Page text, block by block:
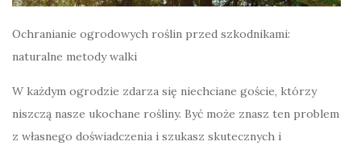
Ochranianie ogrodowych roślin przed szkodnikami:
naturalne metody walki
W każdym ogrodzie zdarza się niechciane goście, którzy
niszczą nasze ukochane rośliny. Być może znasz ten problem
z własnego doświadczenia i szukasz skutecznych i